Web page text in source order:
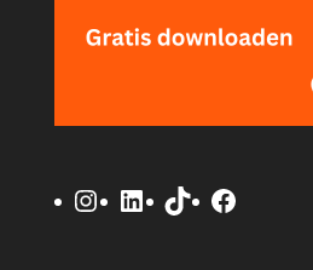
Instagram
LinkedIn
TikTok